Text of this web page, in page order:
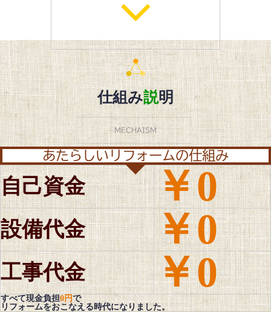
仕組み説明
MECHAISM
あたらしいリフォームの仕組み
自己資金 ￥0
設備代金 ￥0
工事代金 ￥0
すべて現金負担0円で
リフォームをおこなえる時代になりました。